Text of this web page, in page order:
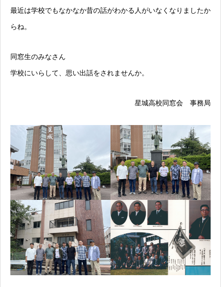
最近は学校でもなかなか昔の話がわかる人がいなくなりましたか
らね。
同窓生のみなさん
学校にいらして、思い出話をされませんか。
星城高校同窓会 事務局